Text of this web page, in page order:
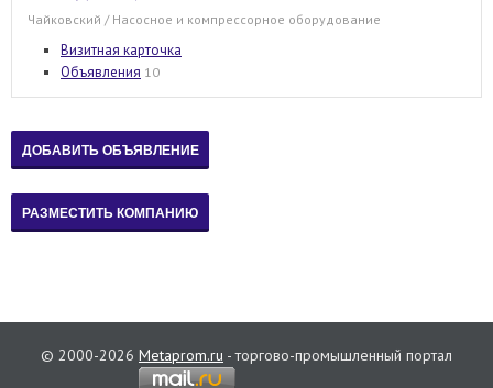
Чайковский / Насосное и компрессорное оборудование
Визитная карточка
Объявления 10
© 2000-2026 Metaprom.ru - торгово-промышленный портал